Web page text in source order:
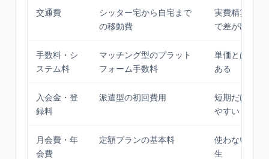
交通費
シッター宅から自宅まで
の移動費
実費精算か距
で差が出る
手数料・シ
ステム料
マッチング型のプラット
フォーム手数料
単価とは別建
ある
入会金・登
録料
派遣型の初回費用
短期だけなら
やすい
月会費・年
会費
定額プランの基本料
使わない月も
生